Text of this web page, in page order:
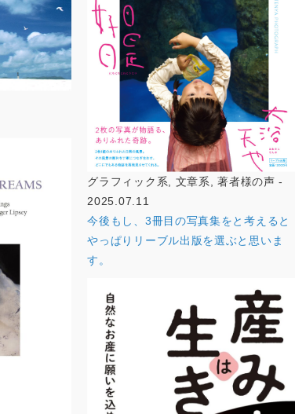
グラフィック系, 文章系, 著者様の声 -
2025.07.11
今後もし、3冊目の写真集をと考えると
やっぱりリーブル出版を選ぶと思いま
す。